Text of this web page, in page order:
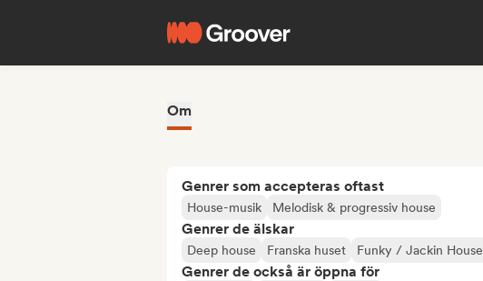
Om
Genrer som accepteras oftast
House-musik Melodisk & progressiv house
Genrer de älskar
Deep house Franska huset Funky / Jackin House
Genrer de också är öppna för